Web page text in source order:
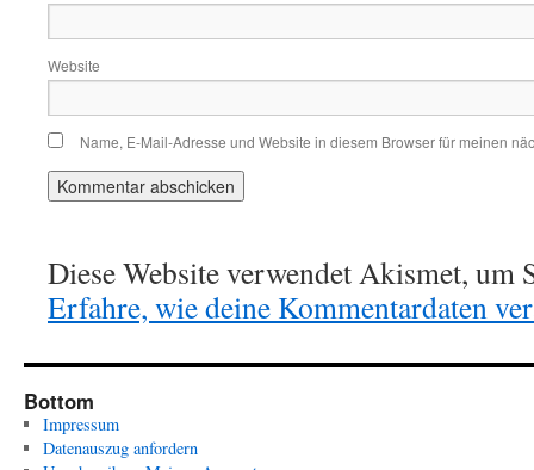
Website
Name, E-Mail-Adresse und Website in diesem Browser für meinen
Diese Website verwendet Akismet, um
Erfahre, wie deine Kommentardaten
Bottom
Impressum
Datenauszug anfordern